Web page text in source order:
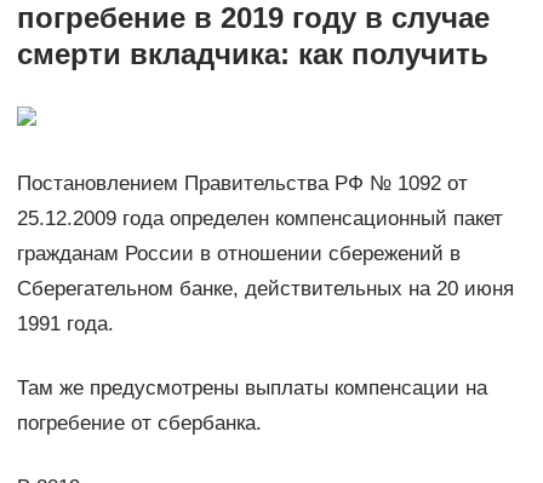
погребение в 2019 году в случае
смерти вкладчика: как получить
Постановлением Правительства РФ № 1092 от
25.12.2009 года определен компенсационный пакет
гражданам России в отношении сбережений в
Сберегательном банке, действительных на 20 июня
1991 года.
Там же предусмотрены выплаты компенсации на
погребение от сбербанка.